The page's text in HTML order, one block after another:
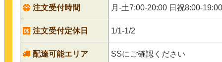
注文受付時間 月‐土7:00-20:00 日祝8:00-19:00
注文受付定休日 1/1-1/2
配達可能エリア SSにご確認ください